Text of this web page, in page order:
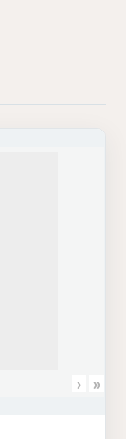
› »